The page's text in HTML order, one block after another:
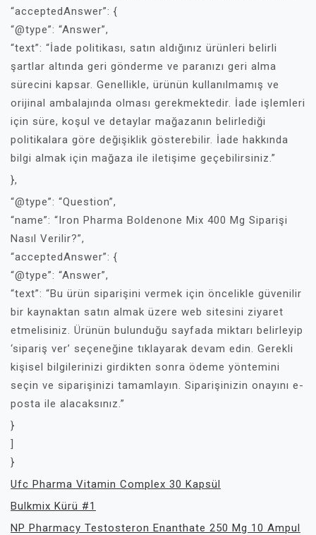
“acceptedAnswer”: {
“@type”: “Answer”,
“text”: “İade politikası, satın aldığınız ürünleri belirli
şartlar altında geri gönderme ve paranızı geri alma
sürecini kapsar. Genellikle, ürünün kullanılmamış ve
orijinal ambalajında olması gerekmektedir. İade işlemleri
için süre, koşul ve detaylar mağazanın belirlediği
politikalara göre değişiklik gösterebilir. İade hakkında
bilgi almak için mağaza ile iletişime geçebilirsiniz.”
},
“@type”: “Question”,
“name”: “Iron Pharma Boldenone Mix 400 Mg Siparişi
Nasıl Verilir?”,
“acceptedAnswer”: {
“@type”: “Answer”,
“text”: “Bu ürün siparişini vermek için öncelikle güvenilir
bir kaynaktan satın almak üzere web sitesini ziyaret
etmelisiniz. Ürünün bulunduğu sayfada miktarı belirleyip
‘sipariş ver’ seçeneğine tıklayarak devam edin. Gerekli
kişisel bilgilerinizi girdikten sonra ödeme yöntemini
seçin ve siparişinizi tamamlayın. Siparişinizin onayını e-
posta ile alacaksınız.”
}
]
}
Ufc Pharma Vitamin Complex 30 Kapsül
Bulkmix Kürü #1
NP Pharmacy Testosteron Enanthate 250 Mg 10 Ampul